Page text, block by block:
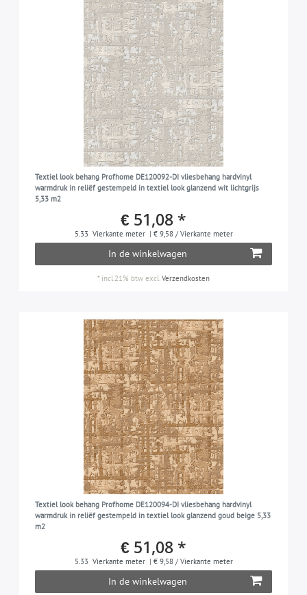
Textiel look behang Profhome DE120092-DI vliesbehang hardvinyl
warmdruk in reliëf gestempeld in textiel look glanzend wit lichtgrijs
5,33 m2
€ 51,08 *
5.33 Vierkante meter | € 9,58 / Vierkante meter
In de winkelwagen
* incl.21% btw excl.Verzendkosten
Textiel look behang Profhome DE120094-DI vliesbehang hardvinyl
warmdruk in reliëf gestempeld in textiel look glanzend goud beige 5,33
m2
€ 51,08 *
5.33 Vierkante meter | € 9,58 / Vierkante meter
In de winkelwagen